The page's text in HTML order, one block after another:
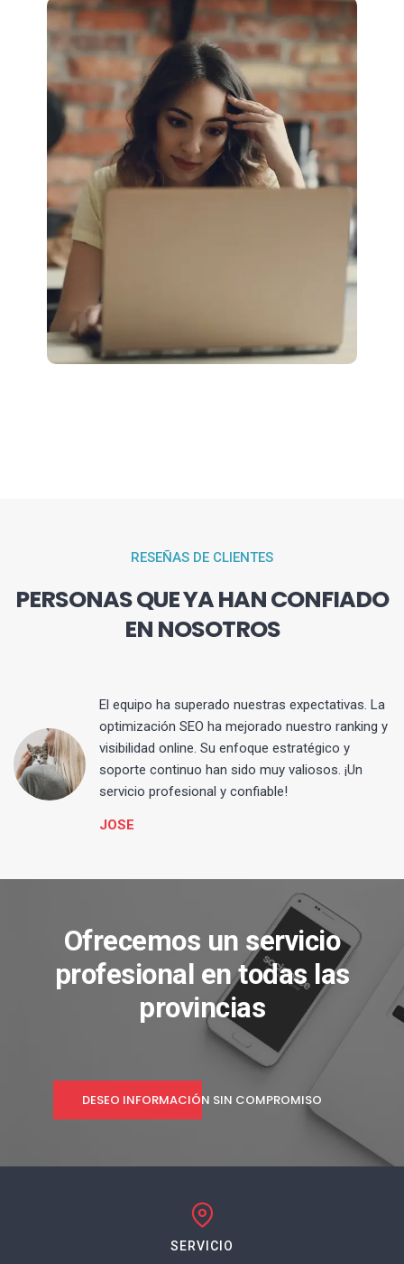
RESEÑAS DE CLIENTES
PERSONAS QUE YA HAN CONFIADO
EN NOSOTROS
El equipo ha superado nuestras expectativas. La
optimización SEO ha mejorado nuestro ranking y
visibilidad online. Su enfoque estratégico y
soporte continuo han sido muy valiosos. ¡Un
servicio profesional y confiable!
JOSE
Ofrecemos un servicio
profesional en todas las
provincias
DESEO INFORMACIÓN SIN COMPROMISO
SERVICIO